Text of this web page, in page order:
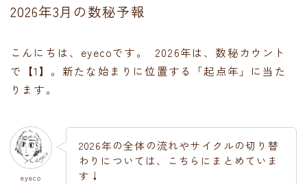
2026年3月の数秘予報
こんにちは、eyecoです。 2026年は、数秘カウント
で【1】。新たな始まりに位置する「起点年」に当た
ります。
eyeco
2026年の全体の流れやサイクルの切り替
わりについては、こちらにまとめていま
す↓